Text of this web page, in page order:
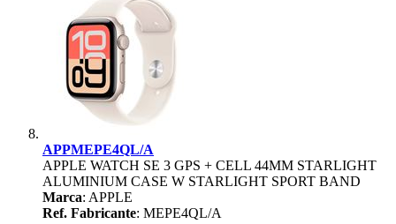
APPMEPE4QL/A
APPLE WATCH SE 3 GPS + CELL 44MM STARLIGHT
ALUMINIUM CASE W STARLIGHT SPORT BAND
Marca: APPLE
Ref. Fabricante: MEPE4QL/A